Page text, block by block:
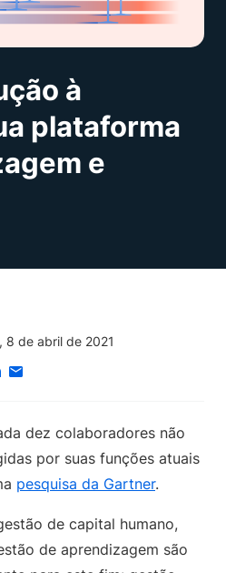
à
plataforma
e
8 de abril de 2021
dez colaboradores não
por suas funções atuais
pesquisa da Gartner.
de capital humano,
de aprendizagem são